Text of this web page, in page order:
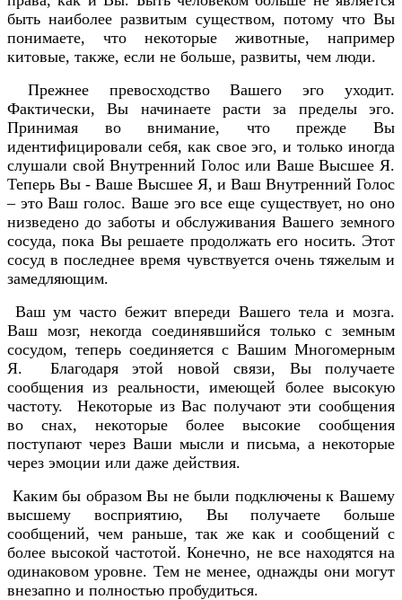
быть наиболее развитым существом, потому что Вы
понимаете, что некоторые животные, например
китовые, также, если не больше, развиты, чем люди.
Прежнее превосходство Вашего эго уходит.
Фактически, Вы начинаете расти за пределы эго.
Принимая во внимание, что прежде Вы
идентифицировали себя, как свое эго, и только иногда
слушали свой Внутренний Голос или Ваше Высшее Я.
Теперь Вы - Ваше Высшее Я, и Ваш Внутренний Голос
– это Ваш голос. Ваше эго все еще существует, но оно
низведено до заботы и обслуживания Вашего земного
сосуда, пока Вы решаете продолжать его носить. Этот
сосуд в последнее время чувствуется очень тяжелым и
замедляющим.
Ваш ум часто бежит впереди Вашего тела и мозга.
Ваш мозг, некогда соединявшийся только с земным
сосудом, теперь соединяется с Вашим Многомерным
Я. Благодаря этой новой связи, Вы получаете
сообщения из реальности, имеющей более высокую
частоту. Некоторые из Вас получают эти сообщения
во снах, некоторые более высокие сообщения
поступают через Ваши мысли и письма, а некоторые
через эмоции или даже действия.
Каким бы образом Вы не были подключены к Вашему
высшему восприятию, Вы получаете больше
сообщений, чем раньше, так же как и сообщений с
более высокой частотой. Конечно, не все находятся на
одинаковом уровне. Тем не менее, однажды они могут
внезапно и полностью пробудиться.